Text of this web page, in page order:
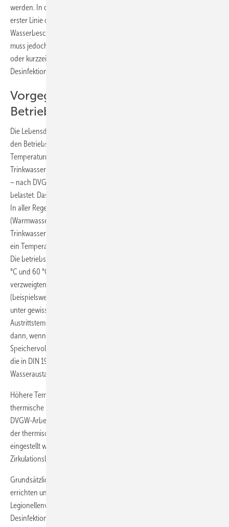
werden. In der zu erwartenden Lebenszeit einer Anlage überwiegen in
erster Linie die vorbestimmten Kriterien wie Temperatur, Druck,
Wasserbeschaffenheit und Fließgeschwindigkeit. Eine Rohrleitung
muss jedoch auch einen Störfall unbeschadet überstehen können
oder kurzzeitig höheren Temperaturen, wie durch thermische
Desinfektion, standhalten.
Vorgegebene bzw. aktuelle
Betriebsbedingungen
Die Lebensdauer eines Mehrschicht-Verbundrohres hängt stark von
den Betriebsbedingungen ab. Dabei spielt in erster Linie das „übliche“
Temperaturniveau einer Anlage eine fundamentale Rolle. So wird eine
Trinkwasserinstallation mit einer recht konstanten Betriebstemperatur
– nach DVGW-Arbeitsblatt W 542 – zwischen 55 °C und 70 °C
belastet. Das Kaltwasser sollte dabei eine Temperatur < 25 °C haben.
In aller Regel werden Trinkwasserinstallationen mit 60 °C
(Warmwasser-Bevorratungstemperatur) am Wasseraustritt des
Trinkwassererwärmers betrieben. In der Warmwasserzirkulation darf
ein Temperaturabfall von 5 K nicht überschritten werden. Das heißt:
Die betriebsgemäße Wassertemperatur im Kreislauf liegt zwischen 55
°C und 60 °C. In seltenen Fällen, z. B. in Anlagen mit einem weit
verzweigten Leitungsnetz, werden die Temperaturen auch angehoben
(beispielsweise 65 °C/60 °C). In Ein- und Zweifamilienhäusern kann
unter gewissen Voraussetzungen die Bevorratungs- und
Austrittstemperatur sogar auf > 50 °C abgesenkt werden. Aber nur
dann, wenn der Rohrleitungsinhalt PWH einschließlich
Speichervolumen spätestens nach 72 h ausgetauscht wird. Das sind
die in DIN 1988-200 erwähnten „Anlagen mit hohem
Wasseraustausch“.
Höhere Temperaturen liegen nur im Störfall an. Oder wenn eine
thermische Desinfektion zur Legionellenbekämpfung (im Sinne des
DVGW-Arbeitsblattes W 551) durchgeführt wird. Zur Erinnerung: Bei
der thermischen Desinfektion muss die Wassertemperatur so
eingestellt werden, dass sie in den Warmwasser- und
Zirkulationsleitungen für mindestens drei Minuten > 70 °C beträgt.
Grundsätzlich ist jedoch anzustreben, Trinkwassersysteme so zu
errichten und zu betreiben, dass eine relevante
Legionellenvermehrung nicht erfolgt. Neben der thermischen
Desinfektion beschreiben die DVGW-Arbeitsblätter W 557 und W 556